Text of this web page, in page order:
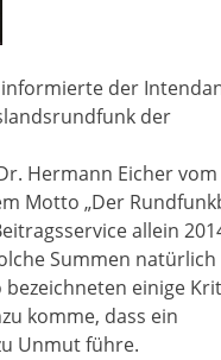
der
der
Hermann Eicher vom
Motto „Der
allein
Summen natürlich
einige
komme, dass ein
Unmut führe.